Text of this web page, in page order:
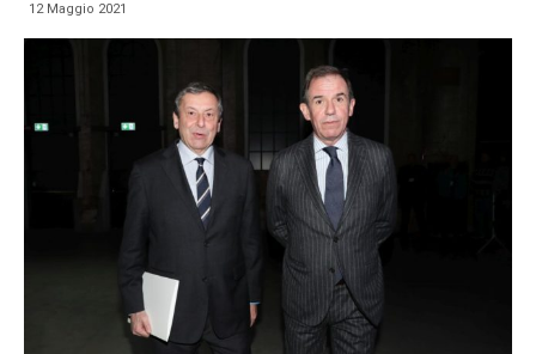
12 Maggio 2021